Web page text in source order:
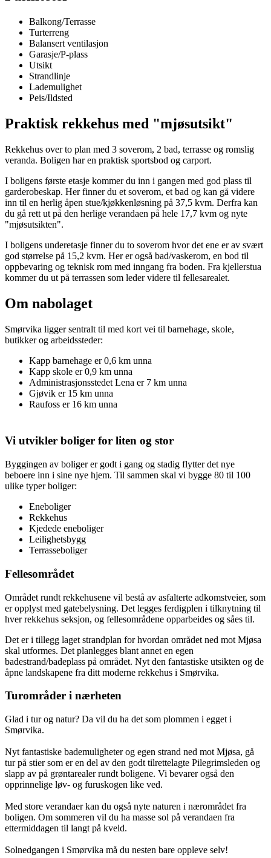
Balkong/Terrasse
Turterreng
Balansert ventilasjon
Garasje/P-plass
Utsikt
Strandlinje
Lademulighet
Peis/Ildsted
Praktisk rekkehus med "mjøsutsikt"
Rekkehus over to plan med 3 soverom, 2 bad, terrasse og romslig
veranda. Boligen har en praktisk sportsbod og carport.
I boligens første etasje kommer du inn i gangen med god plass til
garderobeskap. Her finner du et soverom, et bad og kan gå videre
inn til en herlig åpen stue/kjøkkenløsning på 37,5 kvm. Derfra kan
du gå rett ut på den herlige verandaen på hele 17,7 kvm og nyte
"mjøsutsikten".
I boligens underetasje finner du to soverom hvor det ene er av svært
god størrelse på 15,2 kvm. Her er også bad/vaskerom, en bod til
oppbevaring og teknisk rom med inngang fra boden. Fra kjellerstua
kommer du ut på terrassen som leder videre til fellesarealet.
Om nabolaget
Smørvika ligger sentralt til med kort vei til barnehage, skole,
butikker og arbeidssteder:
Kapp barnehage er 0,6 km unna
Kapp skole er 0,9 km unna
Administrasjonsstedet Lena er 7 km unna
Gjøvik er 15 km unna
Raufoss er 16 km unna
Vi utvikler boliger for liten og stor
Byggingen av boliger er godt i gang og stadig flytter det nye
beboere inn i sine nye hjem. Til sammen skal vi bygge 80 til 100
ulike typer boliger:
Eneboliger
Rekkehus
Kjedede eneboliger
Leilighetsbygg
Terrasseboliger
Fellesområdet
Området rundt rekkehusene vil bestå av asfalterte adkomstveier, som
er opplyst med gatebelysning. Det legges ferdigplen i tilknytning til
hver rekkehus seksjon, og fellesområdene opparbeides og såes til.
Det er i tillegg laget strandplan for hvordan området ned mot Mjøsa
skal utformes. Det planlegges blant annet en egen
badestrand/badeplass på området. Nyt den fantastiske utsikten og de
åpne landskapene fra ditt moderne rekkehus i Smørvika.
Turområder i nærheten
Glad i tur og natur? Da vil du ha det som plommen i egget i
Smørvika.
Nyt fantastiske bademuligheter og egen strand ned mot Mjøsa, gå
tur på stier som er en del av den godt tilrettelagte Pilegrimsleden og
slapp av på grøntarealer rundt boligene. Vi bevarer også den
opprinnelige løv- og furuskogen like ved.
Med store verandaer kan du også nyte naturen i nærområdet fra
boligen. Om sommeren vil du ha masse sol på verandaen fra
ettermiddagen til langt på kveld.
Solnedgangen i Smørvika må du nesten bare oppleve selv!